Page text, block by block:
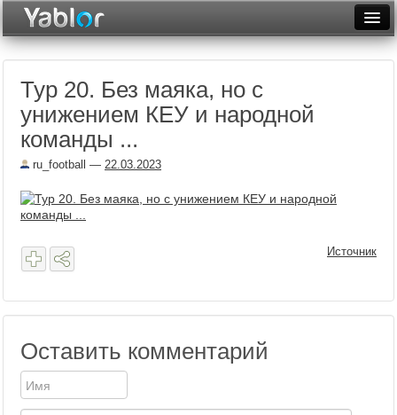
Неделя
Месяц
Архив
Тур 20. Без маяка, но с
унижением КЕУ и народной
команды ...
ru_football — 22.03.2023
Источник
Оставить комментарий